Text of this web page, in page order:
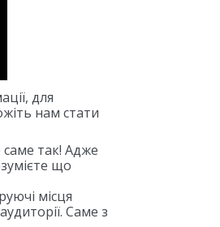
для
нам стати
так! Адже
що
місця
Саме з